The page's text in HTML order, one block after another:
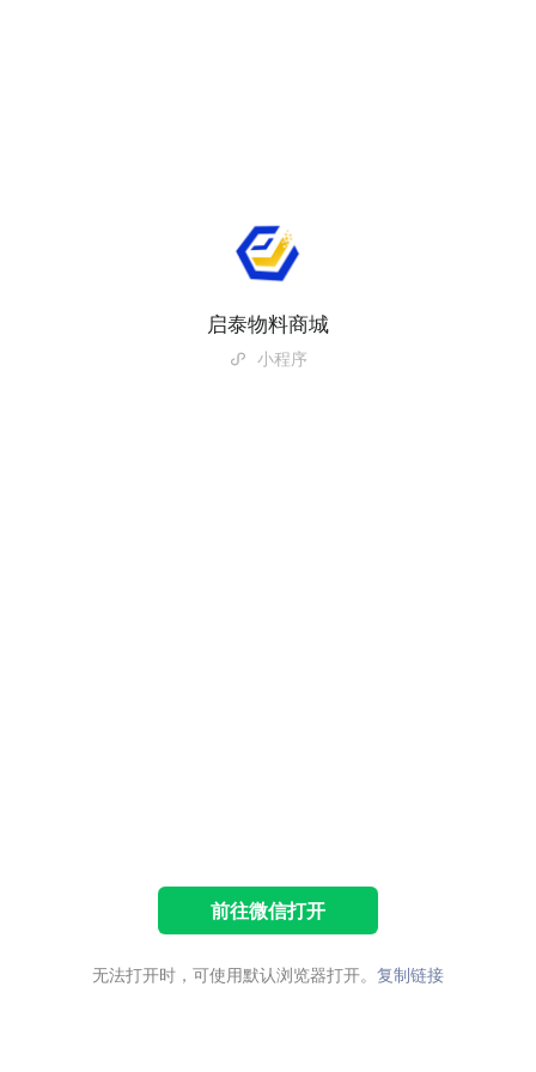
启泰物料商城
小程序
前往微信打开
无法打开时，可使用默认浏览器打开。 复制链接